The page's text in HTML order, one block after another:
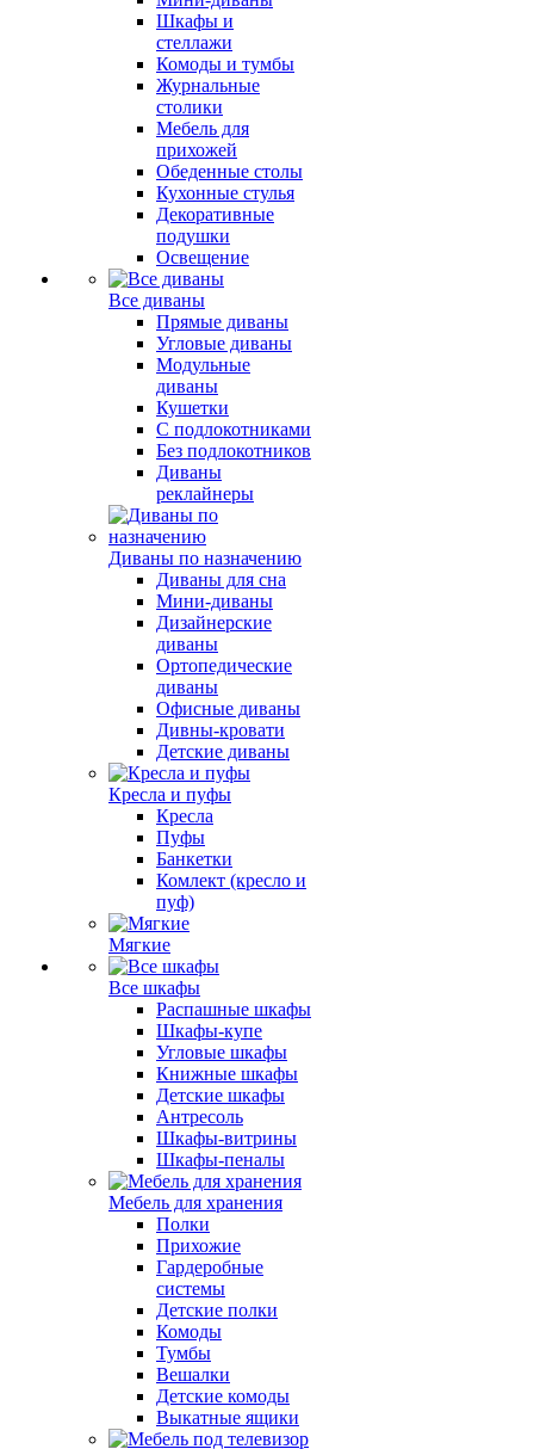
Шкафы и
стеллажи
Комоды и тумбы
Журнальные
столики
Мебель для
прихожей
Обеденные столы
Кухонные стулья
Декоративные
подушки
Освещение
Все диваны
Прямые диваны
Угловые диваны
Модульные
диваны
Кушетки
С подлокотниками
Без подлокотников
Диваны
реклайнеры
Диваны по назначению
Диваны для сна
Мини-диваны
Дизайнерские
диваны
Ортопедические
диваны
Офисные диваны
Дивны-кровати
Детские диваны
Кресла и пуфы
Кресла
Пуфы
Банкетки
Комлект (кресло и
пуф)
Мягкие
Все шкафы
Распашные шкафы
Шкафы-купе
Угловые шкафы
Книжные шкафы
Детские шкафы
Антресоль
Шкафы-витрины
Шкафы-пеналы
Мебель для хранения
Полки
Прихожие
Гардеробные
системы
Детские полки
Комоды
Тумбы
Вешалки
Детские комоды
Выкатные ящики